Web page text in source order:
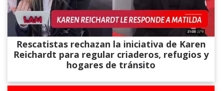
Rescatistas rechazan la iniciativa de Karen
Reichardt para regular criaderos, refugios y
hogares de tránsito